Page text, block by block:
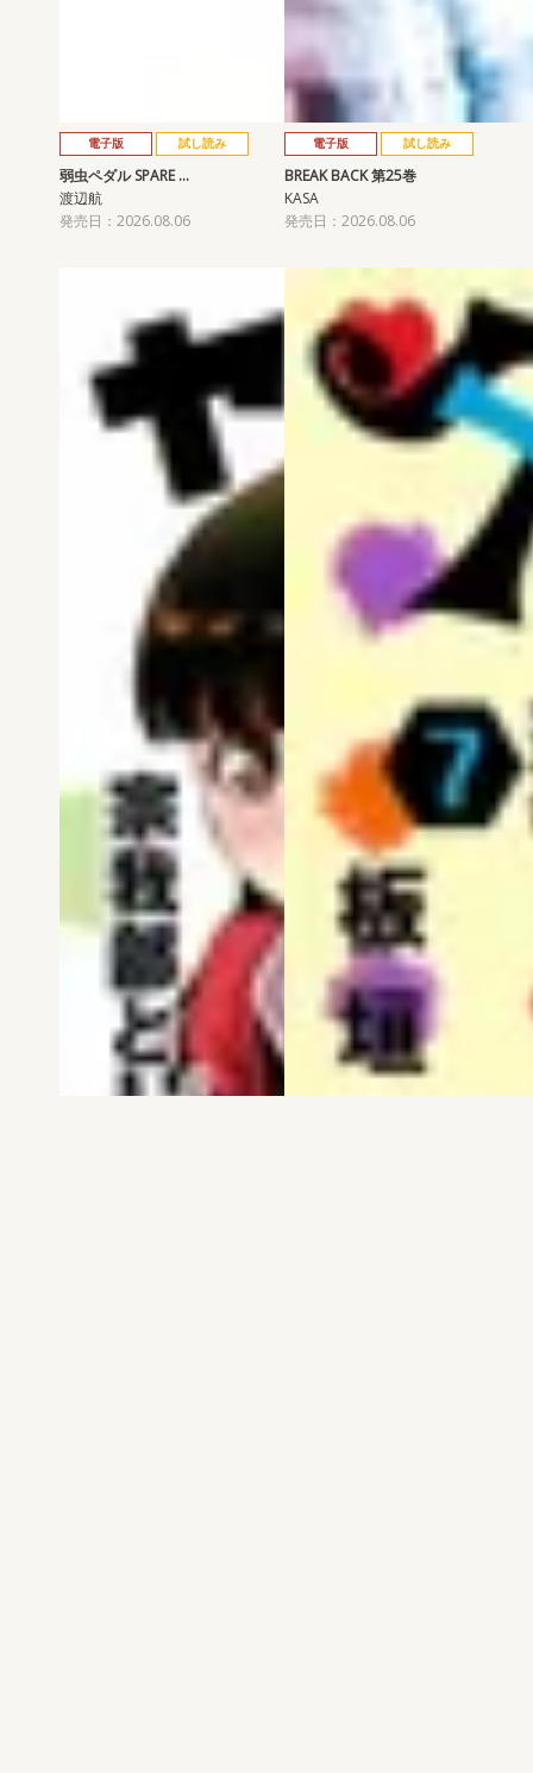
電子版 試し読み
弱虫ペダル SPARE …
渡辺航
発売日：2026.08.06
電子版 試し読み
BREAK BACK 第25巻
KASA
発売日：2026.08.06